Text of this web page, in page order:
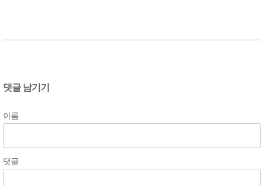
댓글 남기기
이름
댓글